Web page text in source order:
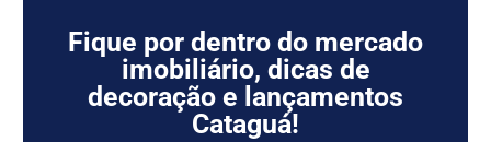
Fique por dentro do mercado
imobiliário, dicas de
decoração e lançamentos
Cataguá!